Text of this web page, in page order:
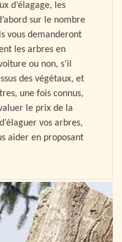
d’élagage, les
sur le nombre
vous demanderont
les arbres en
ou non, s’il
des végétaux, et
une fois connus,
le prix de la
vos arbres,
aider en proposant